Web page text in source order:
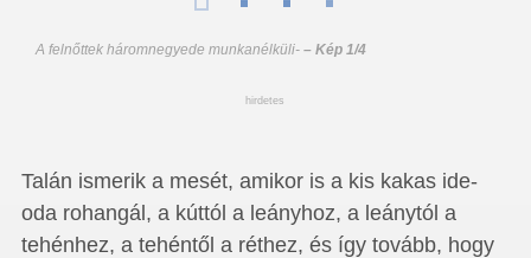
A felnőttek háromnegyede munkanélküli-– Kép 1/4
hirdetes
Talán ismerik a mesét, amikor is a kis kakas ide-
oda rohangál, a kúttól a leányhoz, a leánytól a
tehénhez, a tehéntől a réthez, és így tovább, hogy